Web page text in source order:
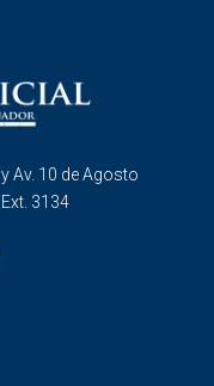
Av. 10 de Agosto
3134